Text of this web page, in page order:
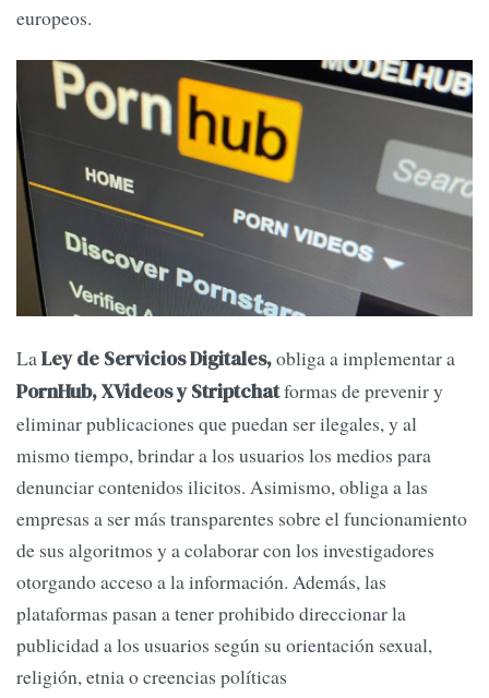
europeos.
LaLey de Servicios Digitales,obliga a implementar a
PornHub, XVideos y Striptchatformas de prevenir y
eliminar publicaciones que puedan ser ilegales, y al
mismo tiempo, brindar a los usuarios los medios para
denunciar contenidos ilicitos. Asimismo, obliga a las
empresas a ser más transparentes sobre el funcionamiento
de sus algoritmos y a colaborar con los investigadores
otorgando acceso a la información. Además, las
plataformas pasan a tener prohibido direccionar la
publicidad a los usuarios según su orientación sexual,
religión, etnia o creencias políticas